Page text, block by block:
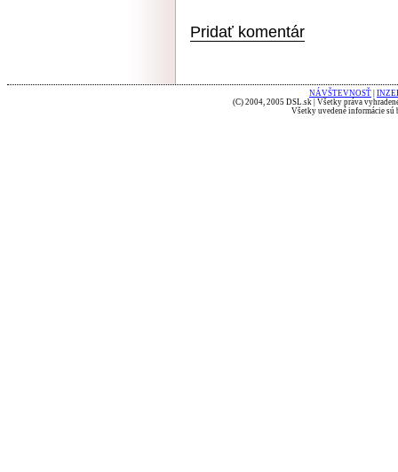
Pridať komentár
NÁVŠTEVNOSŤ
(C) 2004, 2005 DSL.sk | Všetky práva
Všetky uvedené informácie sú